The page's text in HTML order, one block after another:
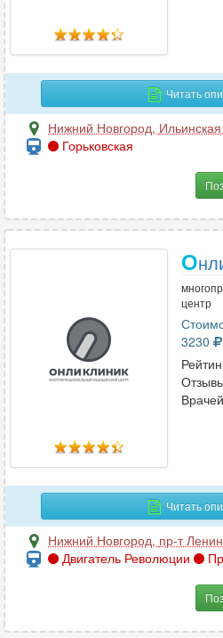
Читать
Нижний Новгород,
Горьковская
О
центр
3230
Читать
Нижний Новгород, пр-т
Двигатель Революции